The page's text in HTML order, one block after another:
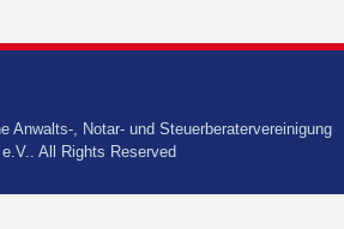
Anwalts-, Notar- und Steuerberatervereinigung
All Rights Reserved